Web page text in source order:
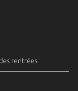
rentrées